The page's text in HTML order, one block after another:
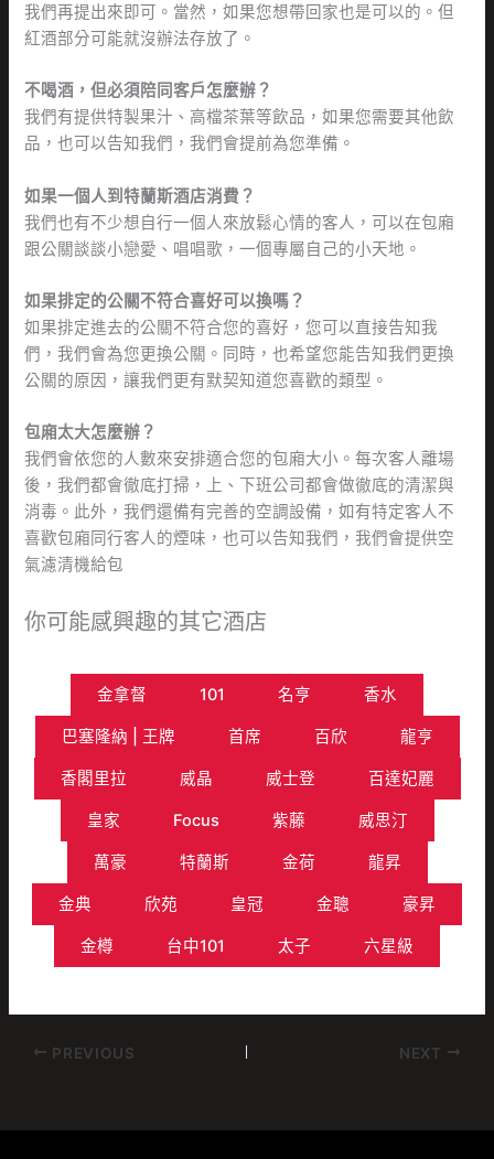
我們再提出來即可。當然，如果您想帶回家也是可以的。但
紅酒部分可能就沒辦法存放了。
不喝酒，但必須陪同客戶怎麼辦？
我們有提供特製果汁、高檔茶葉等飲品，如果您需要其他飲
品，也可以告知我們，我們會提前為您準備。
如果一個人到特蘭斯酒店消費？
我們也有不少想自行一個人來放鬆心情的客人，可以在包廂
跟公關談談小戀愛、唱唱歌，一個專屬自己的小天地。
如果排定的公關不符合喜好可以換嗎？
如果排定進去的公關不符合您的喜好，您可以直接告知我
們，我們會為您更換公關。同時，也希望您能告知我們更換
公關的原因，讓我們更有默契知道您喜歡的類型。
包廂太大怎麼辦？
我們會依您的人數來安排適合您的包廂大小。每次客人離場
後，我們都會徹底打掃，上、下班公司都會做徹底的清潔與
消毒。此外，我們還備有完善的空調設備，如有特定客人不
喜歡包廂同行客人的煙味，也可以告知我們，我們會提供空
氣濾清機給包
你可能感興趣的其它酒店
金拿督 101 名亨 香水
巴塞隆納 | 王牌 首席 百欣 龍亨
香閣里拉 威晶 威士登 百達妃麗
皇家 Focus 紫藤 威思汀
萬豪 特蘭斯 金荷 龍昇
金典 欣苑 皇冠 金聰 豪昇
金樽 台中101 太子 六星級
PREVIOUS NEXT